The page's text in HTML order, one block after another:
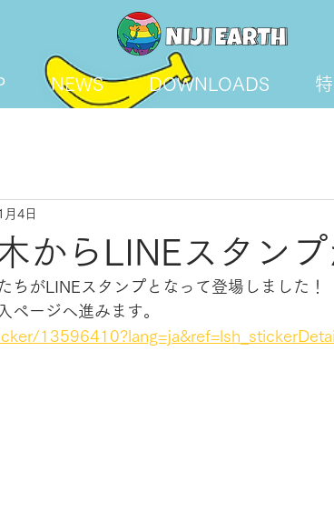
NEWS DOWNLOADS
からLINEスタンプ
4日
ちがLINEスタンプとなって登場しました！
ページへ進みます。